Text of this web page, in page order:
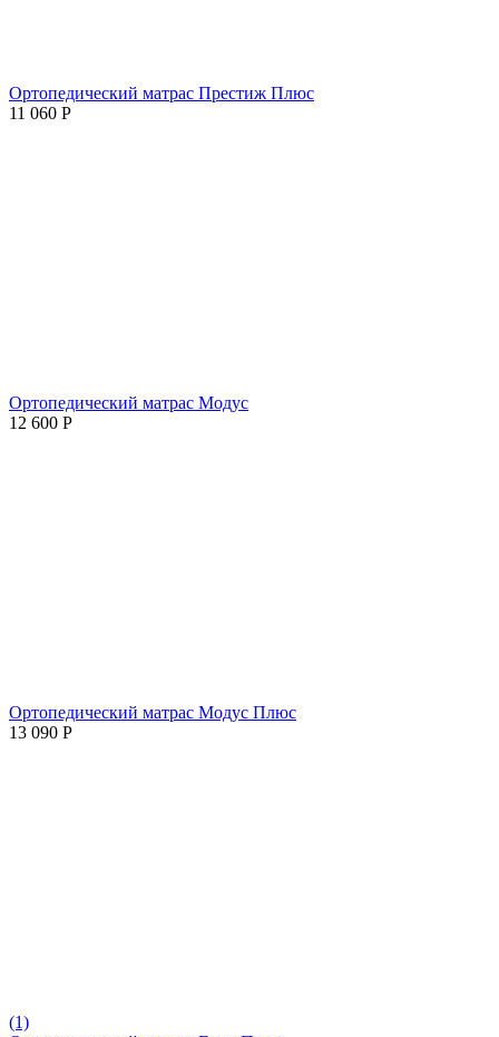
Ортопедический матрас Престиж Плюс
11 060 Р
Ортопедический матрас Модус
12 600 Р
Ортопедический матрас Модус Плюс
13 090 Р
(1)